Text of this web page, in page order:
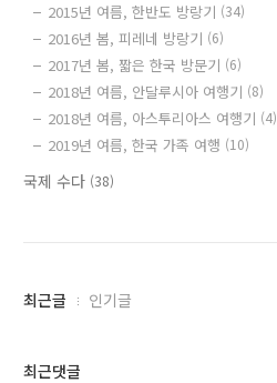
2015년 여름, 한반도 방랑기 (34)
2016년 봄, 피레네 방랑기 (6)
2017년 봄, 짧은 한국 방문기 (6)
2018년 여름, 안달루시아 여행기 (8)
2018년 여름, 아스투리아스 여행기 (4)
2019년 여름, 한국 가족 여행 (10)
국제 수다 (38)
최
과
최근글 인기글
최근댓글